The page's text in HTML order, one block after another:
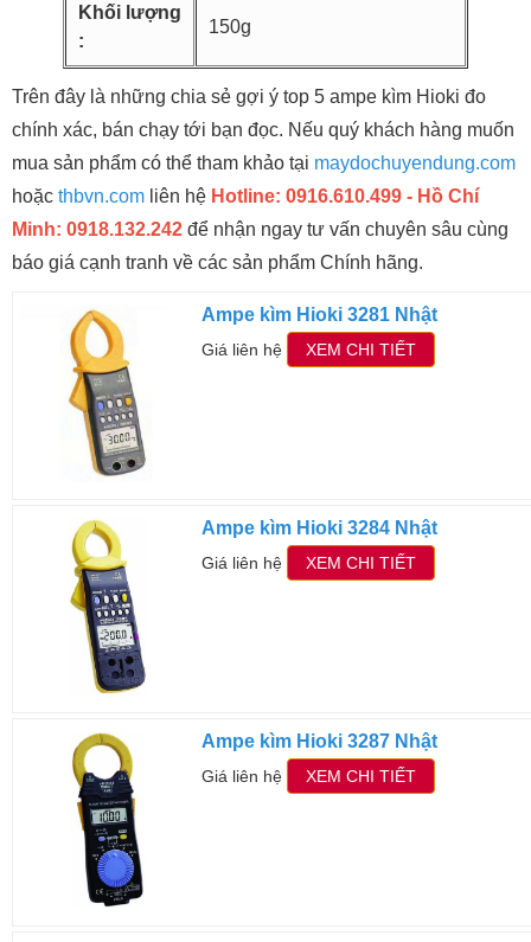
Khối lượng
:
150g
Trên đây là những chia sẻ gợi ý top 5 ampe kìm Hioki đo
chính xác, bán chạy tới bạn đọc. Nếu quý khách hàng muốn
mua sản phẩm có thể tham khảo tại maydochuyendung.com
hoặc thbvn.com liên hệ Hotline: 0916.610.499 - Hồ Chí
Minh: 0918.132.242 để nhận ngay tư vấn chuyên sâu cùng
báo giá cạnh tranh về các sản phẩm Chính hãng.
Ampe kìm Hioki 3281 Nhật
Giá liên hệ XEM CHI TIẾT
Ampe kìm Hioki 3284 Nhật
Giá liên hệ XEM CHI TIẾT
Ampe kìm Hioki 3287 Nhật
Giá liên hệ XEM CHI TIẾT